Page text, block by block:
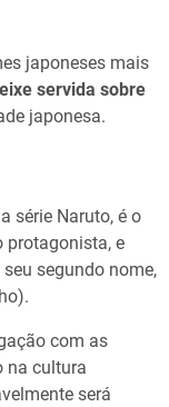
japoneses mais
servida sobre
japonesa.
série Naruto, é o
protagonista, e
segundo nome,
com as
na cultura
será